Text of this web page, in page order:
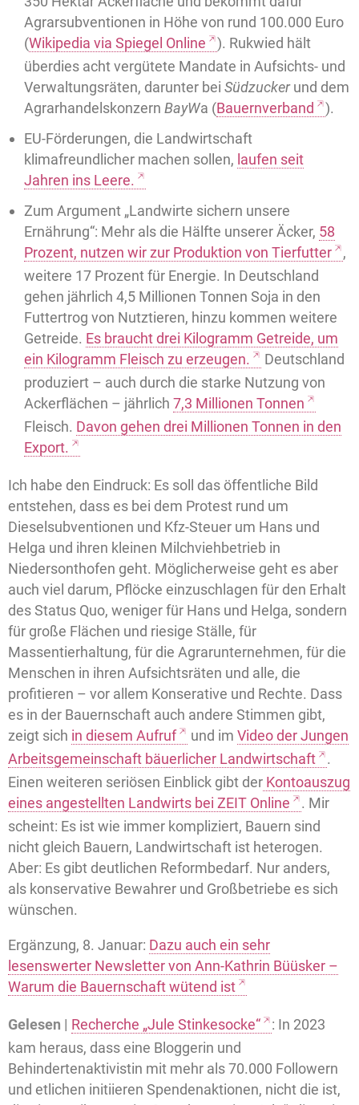
Agrarsubventionen in Höhe von rund 100.000 Euro
(Wikipedia via Spiegel Online
). Rukwied hält
überdies acht vergütete Mandate in Aufsichts- und
Verwaltungsräten, darunter bei Südzuckerund dem
Agrarhandelskonzern BayWa (Bauernverband
).
EU-Förderungen, die Landwirtschaft
klimafreundlicher machen sollen, laufen seit
Jahren ins Leere.
Zum Argument „Landwirte sichern unsere
Ernährung“: Mehr als die Hälfte unserer Äcker, 58
Prozent, nutzen wir zur Produktion von Tierfutter
,
weitere 17 Prozent für Energie. In Deutschland
gehen jährlich 4,5 Millionen Tonnen Soja in den
Futtertrog von Nutztieren, hinzu kommen weitere
Getreide. Es braucht drei Kilogramm Getreide, um
ein Kilogramm Fleisch zu erzeugen.
Deutschland
produziert – auch durch die starke Nutzung von
Ackerflächen – jährlich 7,3 Millionen Tonnen
Fleisch. Davon gehen drei Millionen Tonnen in den
Export.
Ich habe den Eindruck: Es soll das öffentliche Bild
entstehen, dass es bei dem Protest rund um
Dieselsubventionen und Kfz-Steuer um Hans und
Helga und ihren kleinen Milchviehbetrieb in
Niedersonthofen geht. Möglicherweise geht es aber
auch viel darum, Pflöcke einzuschlagen für den Erhalt
des Status Quo, weniger für Hans und Helga, sondern
für große Flächen und riesige Ställe, für
Massentierhaltung, für die Agrarunternehmen, für die
Menschen in ihren Aufsichtsräten und alle, die
profitieren – vor allem Konserative und Rechte. Dass
es in der Bauernschaft auch andere Stimmen gibt,
zeigt sich in diesem Aufruf und im Video der Jungen
Arbeitsgemeinschaft bäuerlicher Landwirtschaft
.
Einen weiteren seriösen Einblick gibt der Kontoauszug
eines angestellten Landwirts bei ZEIT Online
. Mir
scheint: Es ist wie immer kompliziert, Bauern sind
nicht gleich Bauern, Landwirtschaft ist heterogen.
Aber: Es gibt deutlichen Reformbedarf. Nur anders,
als konservative Bewahrer und Großbetriebe es sich
wünschen.
Ergänzung, 8. Januar: Dazu auch ein sehr
lesenswerter Newsletter von Ann-Kathrin Büüsker –
Warum die Bauernschaft wütend ist
Gelesen | Recherche „Jule Stinkesocke“
: In 2023
kam heraus, dass eine Bloggerin und
Behindertenaktivistin mit mehr als 70.000 Followern
und etlichen initiieren Spendenaktionen, nicht die ist,